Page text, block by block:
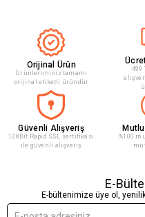
Orijinal Ürün
Ürünleriminiz tamamı
orijinal etiketli üründür
499
Güvenli Alışveriş
128Bit Rapid SSL sertifikası
ile güvenli alışveriş
%100
E-
E-bültenimize üye ol,